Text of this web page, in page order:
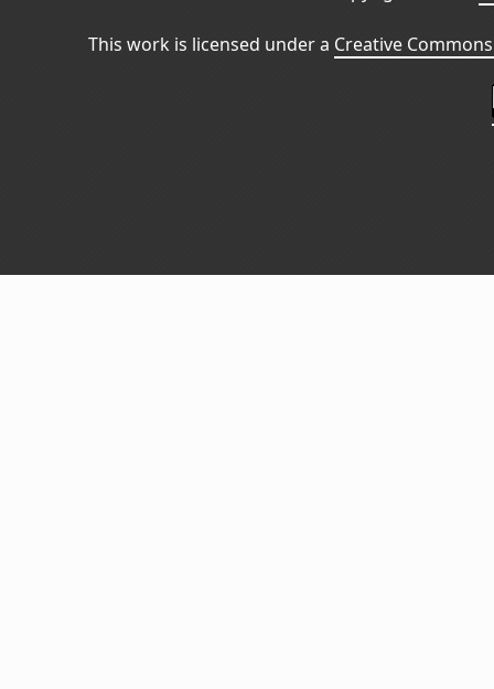
This work is licensed under a Creative